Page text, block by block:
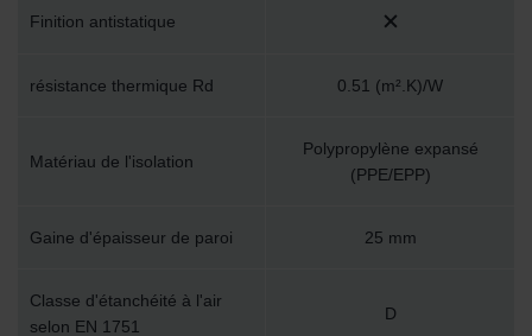
Finition antistatique
résistance thermique Rd 0.51 (m².K)/W
Matériau de l'isolation
Polypropylène expansé
(PPE/EPP)
Gaine d'épaisseur de paroi 25 mm
Classe d'étanchéité à l'air
selon EN 1751
D